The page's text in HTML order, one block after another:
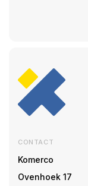
CONTACT
Komerco
Ovenhoek 17